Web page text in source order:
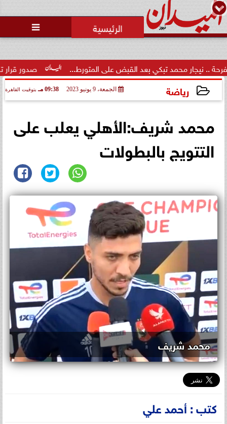

صدور قرار تكليف محمد تبكي بعد القبض على المتورط...
رياضة الجمعة، 9 يونيو 2023 09:38 مـ بتوقيت القاهرة
محمد شريف:الأهلي يعلب على
التتويج بالبطولات
محمد شريف
كتب : أحمد علي